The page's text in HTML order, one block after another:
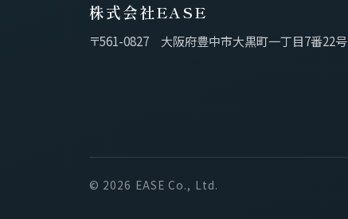
株式会社EASE
〒561-0827 大阪府豊中市大黒町一丁目7番22号
© 2026 EASE Co., Ltd.